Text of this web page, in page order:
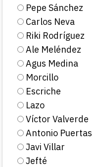
Pepe Sánchez
Carlos Neva
Riki Rodríguez
Ale Meléndez
Agus Medina
Morcillo
Escriche
Lazo
Víctor Valverde
Antonio Puertas
Javi Villar
Jefté